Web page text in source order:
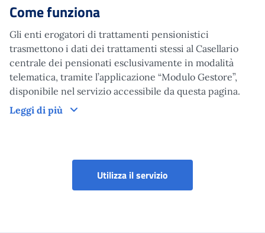
Come funziona
Gli enti erogatori di trattamenti pensionistici
trasmettono i dati dei trattamenti stessi al Casellario
centrale dei pensionati esclusivamente in modalità
telematica, tramite l’applicazione “Modulo Gestore”,
disponibile nel servizio accessibile da questa pagina.
Leggi di più
Come funziona
Utilizza il servizio